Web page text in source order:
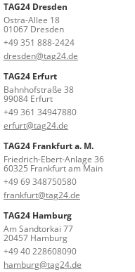
TAG24 Dresden
Ostra-Allee 18
01067 Dresden
+49 351 888-2424
dresden@tag24.de
TAG24 Erfurt
Bahnhofstraße 38
99084 Erfurt
+49 361 34947880
erfurt@tag24.de
TAG24 Frankfurt a. M.
Friedrich-Ebert-Anlage 36
60325 Frankfurt am Main
+49 69 348750580
frankfurt@tag24.de
TAG24 Hamburg
Am Sandtorkai 77
20457 Hamburg
+49 40 228608090
hamburg@tag24.de